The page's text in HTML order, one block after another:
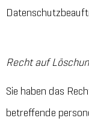
Recht auf
Sie haben das
betreffende